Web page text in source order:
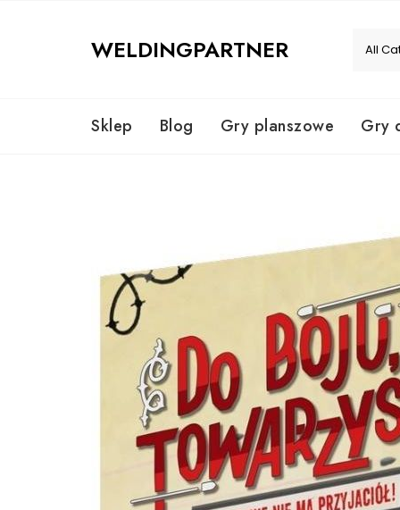
WELDINGPARTNER
Sklep Blog Gry planszowe Gry